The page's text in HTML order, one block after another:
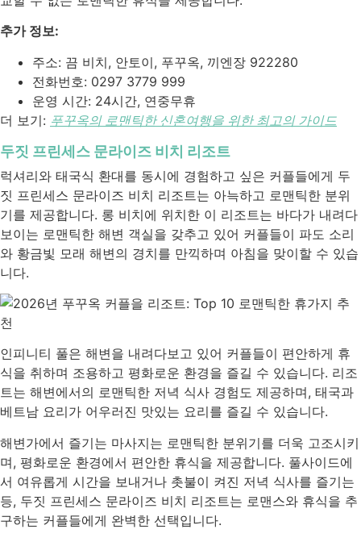
추가 정보:
주소: 끔 비치, 안토이, 푸꾸옥, 끼엔장 922280
전화번호: 0297 3779 999
운영 시간: 24시간, 연중무휴
더 보기: 푸꾸옥의 로맨틱한 신혼여행을 위한 최고의 가이드
두짓 프린세스 문라이즈 비치 리조트
럭셔리와 태국식 환대를 동시에 경험하고 싶은 커플들에게 두
짓 프린세스 문라이즈 비치 리조트는 아늑하고 로맨틱한 분위
기를 제공합니다. 롱 비치에 위치한 이 리조트는 바다가 내려다
보이는 로맨틱한 해변 객실을 갖추고 있어 커플들이 파도 소리
와 황금빛 모래 해변의 경치를 만끽하며 아침을 맞이할 수 있습
니다.
인피니티 풀은 해변을 내려다보고 있어 커플들이 편안하게 휴
식을 취하며 조용하고 평화로운 환경을 즐길 수 있습니다. 리조
트는 해변에서의 로맨틱한 저녁 식사 경험도 제공하며, 태국과
베트남 요리가 어우러진 맛있는 요리를 즐길 수 있습니다.
해변가에서 즐기는 마사지는 로맨틱한 분위기를 더욱 고조시키
며, 평화로운 환경에서 편안한 휴식을 제공합니다. 풀사이드에
서 여유롭게 시간을 보내거나 촛불이 켜진 저녁 식사를 즐기는
등, 두짓 프린세스 문라이즈 비치 리조트는 로맨스와 휴식을 추
구하는 커플들에게 완벽한 선택입니다.